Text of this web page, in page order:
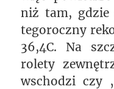
niż tam, gdzie
tegoroczny
36,4C. Na
rolety
wschodzi czy